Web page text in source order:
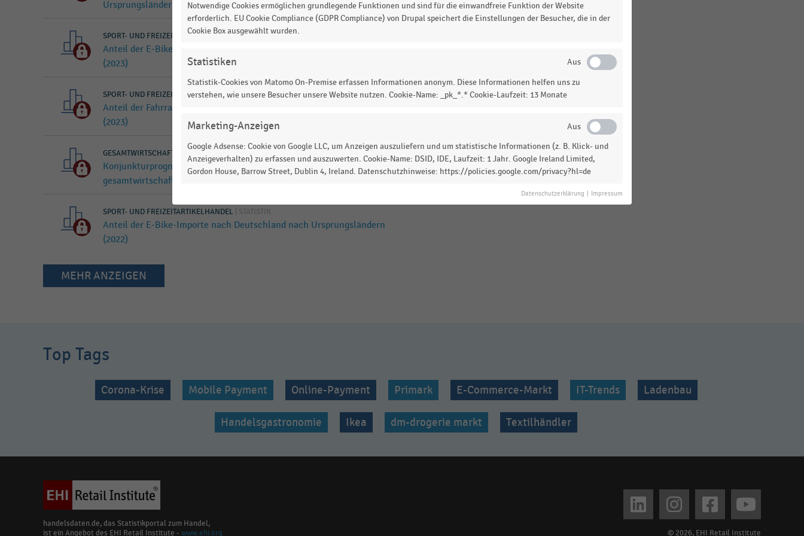
Ursprungsländern (2024)
SPORT- UND FREIZEITARTIKELHANDEL|STATISTIK
Anteil der E-Bike-Importe nach Deutschland nach Ursprungsländern
(2023)
SPORT- UND FREIZEITARTIKELHANDEL|STATISTIK
Anteil der Fahrradimporte nach Deutschland nach Ursprungsländern
(2023)
GESAMTWIRTSCHAFTLICHE RAHMENBEDINGUNGEN STATISTIK
Konjunkturprognose des Sachverständigenrats zur
gesamtwirtschaftlichen Entwicklung Deutschlands (2023/2024)
SPORT- UND FREIZEITARTIKELHANDEL STATISTIK
Anteil der E-Bike-Importe nach Deutschland nach Ursprungsländern
(2022)
MEHR ANZEIGEN
Top Tags
Corona-Krise Mobile Payment Online-Payment Primark E-Commerce-Markt IT-Trends Ladenbau
Handelsgastronomie Ikea dm-drogerie markt Textilhändler
handelsdaten.de, das Statistikportal zum Handel,
ist ein Angebot des EHI Retail Institute - www.ehi.org © 2026, EHI Retail Institute
Notwendige Cookies ermöglichen grundlegende Funktionen und sind für die einwandfreie Funktion der Website
erforderlich. EU Cookie Compliance (GDPR Compliance) von Drupal speichert die Einstellungen der Besucher, die in der
Cookie Box ausgewählt wurden.
Statistiken
Statistik-Cookies von Matomo On-Premise erfassen Informationen anonym. Diese Informationen helfen uns zu
verstehen, wie unsere Besucher unsere Website nutzen. Cookie-Name: _pk_*.* Cookie-Laufzeit: 13 Monate
Marketing-Anzeigen
Google Adsense: Cookie von Google LLC, um Anzeigen auszuliefern und um statistische Informationen (z. B. Klick- und
Anzeigeverhalten) zu erfassen und auszuwerten. Cookie-Name: DSID, IDE, Laufzeit: 1 Jahr. Google Ireland Limited,
Gordon House, Barrow Street, Dublin 4, Ireland. Datenschutzhinweise: https://policies.google.com/privacy?hl=de
Datenschutzerklärung Impressum